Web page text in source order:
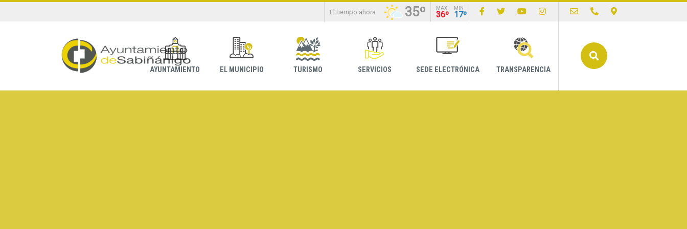
El tiempo ahora 35º MAX
36º
MIN
17º
AYUNTAMIENTO EL MUNICIPIO TURISMO SERVICIOS SEDE ELECTRÓNICA TRANSPARENCIA